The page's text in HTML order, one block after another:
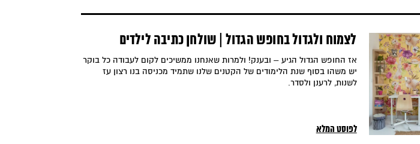
לצמוח ולגדול בחופש הגדול | שולחן כתיבה לילדים
אז החופש הגדול הגיע – ובענק! ולמרות שאנחנו ממשיכים לקום לעבודה כל בוקר
יש משהו בסוף שנת הלימודים של הקטנים שלנו שתמיד מכניסה בנו רצון עז
לשנות, לרענן ולסדר.
לפוסט המלא